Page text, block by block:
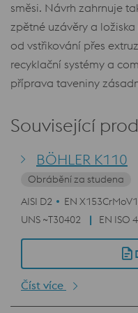
směsi. Návrh zahrnuje
zpětné uzávěry a
od vstřikování přes
recyklační systémy a
příprava taveniny
Související
BÖHLER K110
Obrábění za studena
AISI D2
EN
UNS ~T30402
EN ISO
Číst více